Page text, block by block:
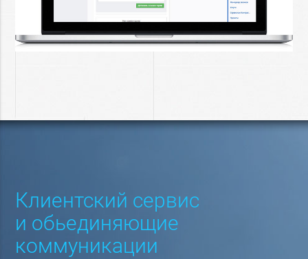
Клиентский сервис
и обьединяющие
коммуникации